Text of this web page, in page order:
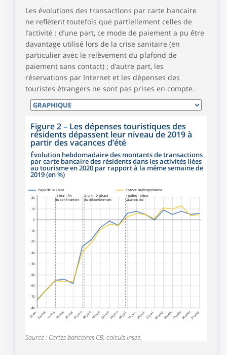
Les évolutions des transactions par carte bancaire
ne reflètent toutefois que partiellement celles de
l’activité : d’une part, ce mode de paiement a pu être
davantage utilisé lors de la crise sanitaire (en
particulier avec le relèvement du plafond de
paiement sans contact) ; d’autre part, les
réservations par Internet et les dépenses des
touristes étrangers ne sont pas prises en compte.
Figure 2– Les dépenses touristiques des
résidents dépassent leur niveau de 2019 à
partir des vacances d’été
Évolution hebdomadaire des montants de transactions
par carte bancaire des résidents dans les activités liées
au tourisme en 2020 par rapport à la même semaine de
2019 (en %)
0
10
20
-10
-20
-30
-40
-50
-60
-70
-80
27-avr.04-mai 11-mai18-mai25-mai01-juin08-juin15-juin22-juin29-juin06-juil.13-juil.20-juil.27-juil.03-août10-août17-août24-août31-août
Pays de la Loire
France métropolitaine
11 mai : fin
du confinement
2 juin : 2ᵉ phase
du déconfinement
4 juillet : début
vacances été
Source : Cartes bancaires CB, calculs Insee.